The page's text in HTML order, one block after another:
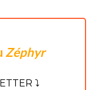
Zéphyr
⤵